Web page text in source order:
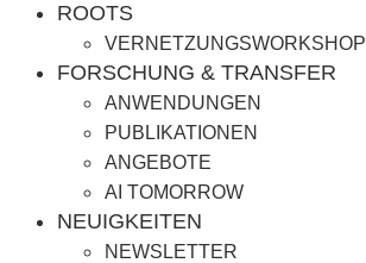
ROOTS
VERNETZUNGSWORKSHOP
FORSCHUNG & TRANSFER
ANWENDUNGEN
PUBLIKATIONEN
ANGEBOTE
AI TOMORROW
NEUIGKEITEN
NEWSLETTER